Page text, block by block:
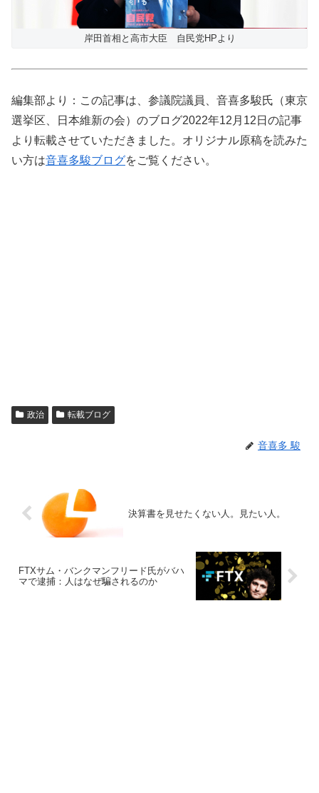
岸田首相と高市大臣 自民党HPより
編集部より：この記事は、参議院議員、音喜多駿氏（東京
選挙区、日本維新の会）のブログ2022年12月12日の記事
より転載させていただきました。オリジナル原稿を読みた
い方は音喜多駿ブログをご覧ください。
政治 転載ブログ
音喜多 駿
決算書を見せたくない人。見たい人。
FTXサム・バンクマンフリード氏がバハ
マで逮捕：人はなぜ騙されるのか